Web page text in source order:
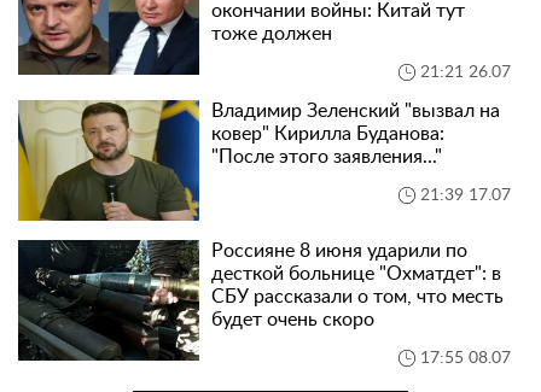
окончании войны: Китай тут
тоже должен
21:21 26.07
Владимир Зеленский "вызвал на
ковер" Кирилла Буданова:
"После этого заявления..."
21:39 17.07
Россияне 8 июня ударили по
десткой больнице "Охматдет": в
СБУ рассказали о том, что месть
будет очень скоро
17:55 08.07